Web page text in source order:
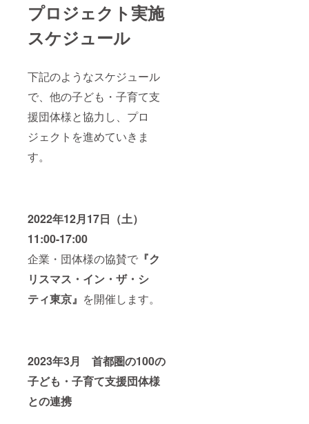
プロジェクト実施
スケジュール
下記のようなスケジュール
で、他の子ども・子育て支
援団体様と協力し、プロ
ジェクトを進めていきま
す。
2022年12月17日（土）
11:00-17:00
企業・団体様の協賛で 『ク
リスマス・イン・ザ・シ
ティ東京』 を開催します。
2023年3月 首都圏の100の
子ども・子育て支援団体様
との連携